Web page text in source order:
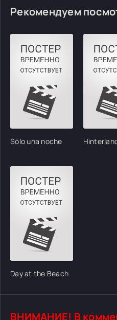
Рекомендуем
Sólo una noche
Day at the Beach
ВНИМАНИЕ! В